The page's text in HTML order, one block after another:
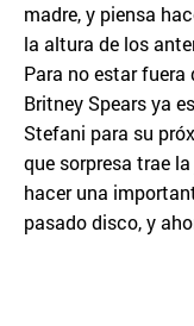
madre, y piensa
la altura de los
Para no estar
Britney Spears ya
Stefani para su
que sorpresa trae
hacer una
pasado disco, y